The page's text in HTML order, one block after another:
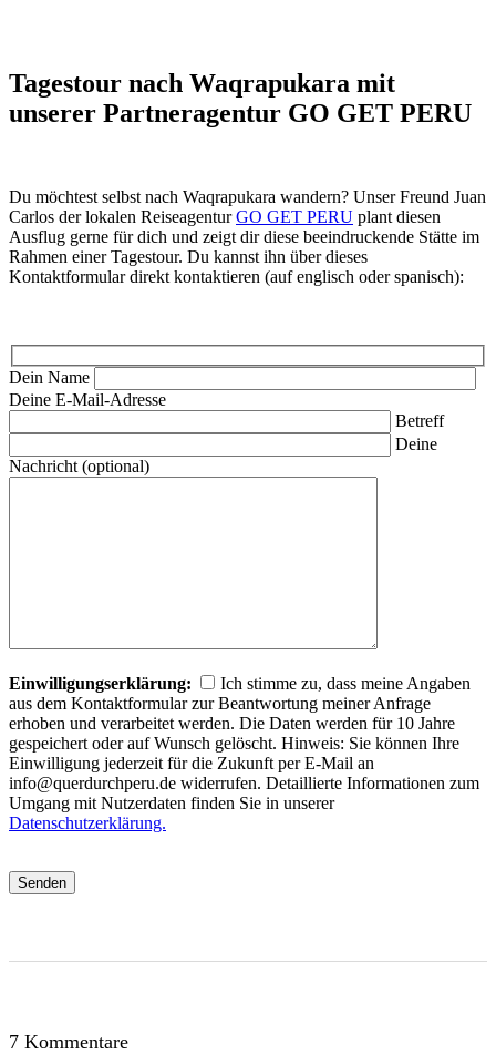
Tagestour nach Waqrapukara mit
unserer Partneragentur GO GET PERU
Du möchtest selbst nach Waqrapukara wandern? Unser Freund Juan
Carlos der lokalen ReiseagenturGO GET PERU plant diesen
Ausflug gerne für dich und zeigt dir diese beeindruckende Stätte im
Rahmen einer Tagestour. Du kannst ihn über dieses
Kontaktformular direkt kontaktieren (auf englisch oder spanisch):
Dein Name
Deine E-Mail-Adresse
Betreff
Deine
Nachricht (optional)
Einwilligungserklärung:
Ich stimme zu, dass meine Angaben
aus dem Kontaktformular zur Beantwortung meiner Anfrage
erhoben und verarbeitet werden. Die Daten werden für 10 Jahre
gespeichert oder auf Wunsch gelöscht. Hinweis: Sie können Ihre
Einwilligung jederzeit für die Zukunft per E-Mail an
info@querdurchperu.de widerrufen. Detaillierte Informationen zum
Umgang mit Nutzerdaten finden Sie in unserer
Datenschutzerklärung.
7 Kommentare